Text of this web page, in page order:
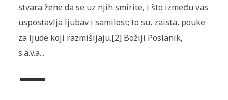
stvara žene da se uz njih smirite, i što između vas
uspostavlja ljubav i samilost; to su, zaista, pouke
za ljude koji razmišljaju.[2] Božiji Poslanik,
s.a.v.a...